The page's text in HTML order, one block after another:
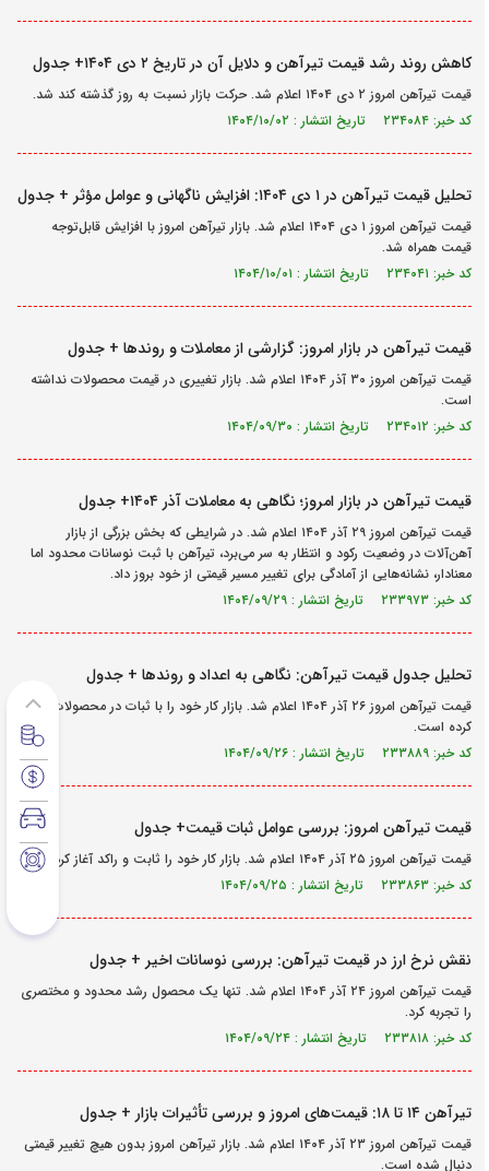
کاهش روند رشد قیمت تیرآهن و دلایل آن در تاریخ ۲ دی ۱۴۰۴+ جدول
قیمت تیرآهن امروز ۲ دی ۱۴۰۴ اعلام شد. حرکت بازار نسبت به روز گذشته کند شد.
کد خبر: ۲۳۴۰۸۴ تاریخ انتشار : ۱۴۰۴/۱۰/۰۲
تحلیل قیمت تیرآهن در ۱ دی ۱۴۰۴: افزایش ناگهانی و عوامل مؤثر + جدول
قیمت تیرآهن امروز ۱ دی ۱۴۰۴ اعلام شد. بازار تیرآهن امروز با افزایش قابل‌توجه
قیمت همراه شد.
کد خبر: ۲۳۴۰۴۱ تاریخ انتشار : ۱۴۰۴/۱۰/۰۱
قیمت تیرآهن در بازار امروز: گزارشی از معاملات و روندها + جدول
قیمت تیرآهن امروز ۳۰ آذر ۱۴۰۴ اعلام شد. بازار تغییری در قیمت محصولات نداشته
است.
کد خبر: ۲۳۴۰۱۲ تاریخ انتشار : ۱۴۰۴/۰۹/۳۰
قیمت تیرآهن در بازار امروز؛ نگاهی به معاملات آذر ۱۴۰۴+ جدول
قیمت تیرآهن امروز ۲۹ آذر ۱۴۰۴ اعلام شد. در شرایطی که بخش بزرگی از بازار
آهن‌آلات در وضعیت رکود و انتظار به سر می‌برد، تیرآهن با ثبت نوسانات محدود اما
معنادار، نشانه‌هایی از آمادگی برای تغییر مسیر قیمتی از خود بروز داد.
کد خبر: ۲۳۳۹۷۳ تاریخ انتشار : ۱۴۰۴/۰۹/۲۹
تحلیل جدول قیمت تیرآهن: نگاهی به اعداد و روندها + جدول
قیمت تیرآهن امروز ۲۶ آذر ۱۴۰۴ اعلام شد. بازار کار خود را با ثبات در محصولات آغاز
کرده است.
کد خبر: ۲۳۳۸۸۹ تاریخ انتشار : ۱۴۰۴/۰۹/۲۶
قیمت تیرآهن امروز: بررسی عوامل ثبات قیمت+ جدول
قیمت تیرآهن امروز ۲۵ آذر ۱۴۰۴ اعلام شد. بازار کار خود را ثابت و راکد آغاز کرد.
کد خبر: ۲۳۳۸۶۳ تاریخ انتشار : ۱۴۰۴/۰۹/۲۵
نقش نرخ ارز در قیمت تیرآهن: بررسی نوسانات اخیر + جدول
قیمت تیرآهن امروز ۲۴ آذر ۱۴۰۴ اعلام شد. تنها یک محصول رشد محدود و مختصری
را تجربه کرد.
کد خبر: ۲۳۳۸۱۸ تاریخ انتشار : ۱۴۰۴/۰۹/۲۴
تیرآهن ۱۴ تا ۱۸: قیمت‌های امروز و بررسی تأثیرات بازار + جدول
قیمت تیرآهن امروز ۲۳ آذر ۱۴۰۴ اعلام شد. بازار تیرآهن امروز بدون هیچ تغییر قیمتی
دنبال شده است.